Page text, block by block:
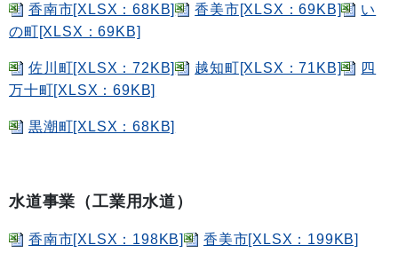
香南市[XLSX：68KB] 香美市[XLSX：69KB]
い
の町[XLSX：69KB]
佐川町[XLSX：72KB] 越知町[XLSX：71KB]
四
万十町[XLSX：69KB]
黒潮町[XLSX：68KB]
水道事業（工業用水道）
香南市[XLSX：198KB] 香美市[XLSX：199KB]